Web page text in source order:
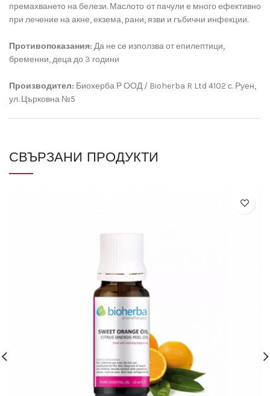
премахването на белези. Маслото от пачули е много ефективно
при лечение на акне, екзема, рани, язви и гъбични инфекции.
Противопоказания: Да не се използва от епилептици,
бременни, деца до 3 години
Производител: Биохерба Р ООД / Bioherba R Ltd 4102 с. Руен,
ул. Църковна №5
СВЪРЗАНИ ПРОДУКТИ